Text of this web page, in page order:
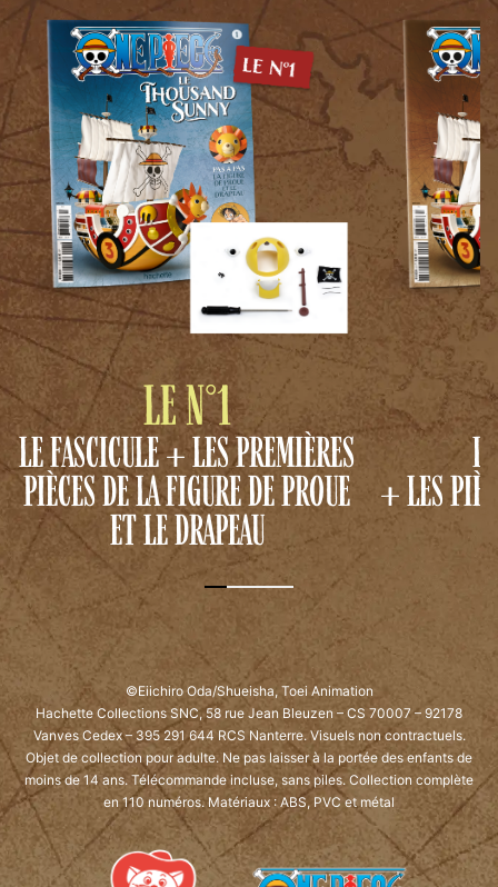
LE N°1
LE FASCICULE + LES PREMIÈRES
PIÈCES DE LA FIGURE DE PROUE
ET LE DRAPEAU
+ LES
©Eiichiro Oda/Shueisha, Toei Animation
Hachette Collections SNC, 58 rue Jean Bleuzen – CS 70007 – 92178
Vanves Cedex – 395 291 644 RCS Nanterre.Visuels non contractuels.
Objet de collection pour adulte. Ne pas laisser à la portée des enfants de
moins de 14 ans. Télécommande incluse, sans piles. Collection complète
en 110 numéros. Matériaux : ABS, PVC et métal